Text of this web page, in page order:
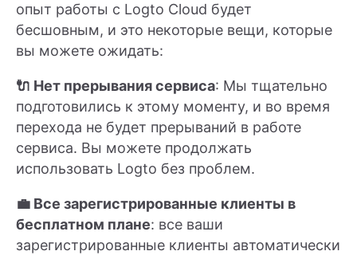
опыт работы с Logto Cloud будет
бесшовным, и это некоторые вещи, которые
вы можете ожидать:
🔌 Нет прерывания сервиса: Мы тщательно
подготовились к этому моменту, и во время
перехода не будет прерываний в работе
сервиса. Вы можете продолжать
использовать Logto без проблем.
💼 Все зарегистрированные клиенты в
бесплатном плане: все ваши
зарегистрированные клиенты автоматически